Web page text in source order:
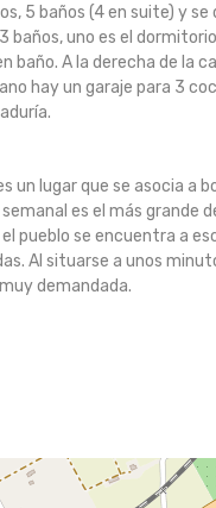
5 baños (4 en suite) y se
uno es el
baño. A la derecha de la
hay un garaje para 3
un lugar que se asocia a
es el más grande
pueblo se encuentra a
Al situarse a unos
demandada.